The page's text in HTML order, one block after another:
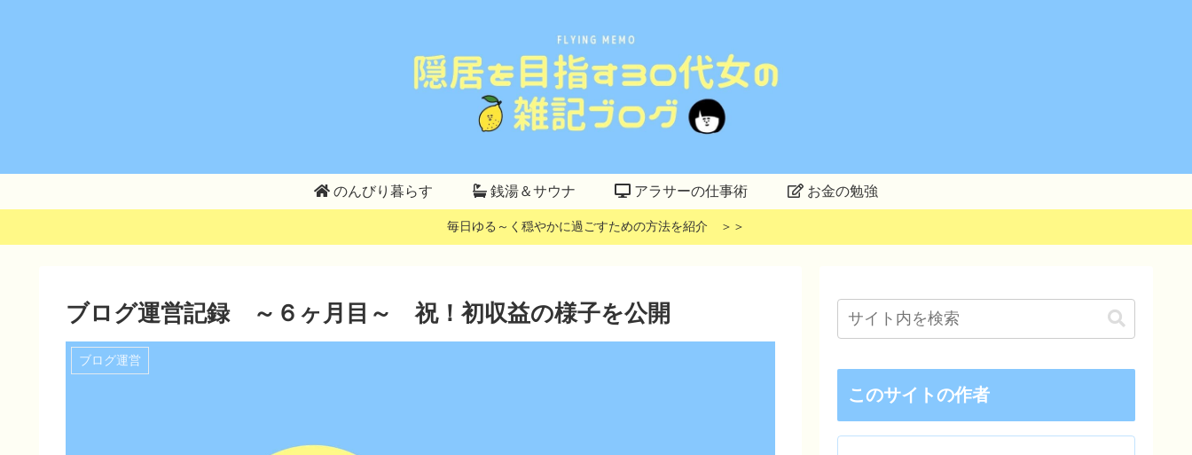
のんびり暮らす 銭湯＆サウナ アラサーの仕事術 お金の勉強
毎日ゆる～く穏やかに過ごすための方法を紹介 ＞＞
ブログ運営記録 ～６ヶ月目～ 祝！初収益の様子を公開
ブログ運営
このサイトの作者